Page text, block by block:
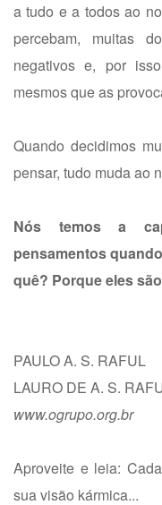
a tudo e a todos ao
percebam, muitas
negativos e, por
mesmos que as
Quando decidimos
pensar, tudo muda ao
Nós temos a
pensamentos
quê? Porque eles
PAULO A. S. RAFUL
LAURO DE A. S.
www.ogrupo.org.br
Aproveite e leia:
sua visão kármica...